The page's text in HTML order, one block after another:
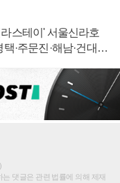
스테이' 서울신라호
·주문진·해남·건대로
댓글은 관련 법률에 의해 제재